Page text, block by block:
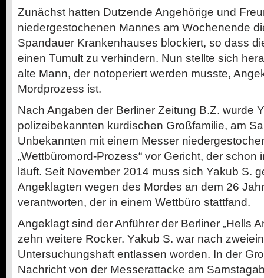
Zunächst hatten Dutzende Angehörige und
niedergestochenen Mannes am Wochenende
Spandauer Krankenhauses blockiert, so dass
einen Tumult zu verhindern. Nun stellte sich
alte Mann, der notoperiert werden musste,
Mordprozess ist.
Nach Angaben der Berliner Zeitung B.Z. wurde
polizeibekannten kurdischen Großfamilie, am
Unbekannten mit einem Messer
„Wettbüromord-Prozess“ vor Gericht, der schon
läuft. Seit November 2014 muss sich Yakub S.
Angeklagten wegen des Mordes an dem 26
verantworten, der in einem Wettbüro stattfand.
Angeklagt sind der Anführer der Berliner „Hells
zehn weitere Rocker. Yakub S. war nach
Untersuchungshaft entlassen worden. In der
Nachricht von der Messerattacke am